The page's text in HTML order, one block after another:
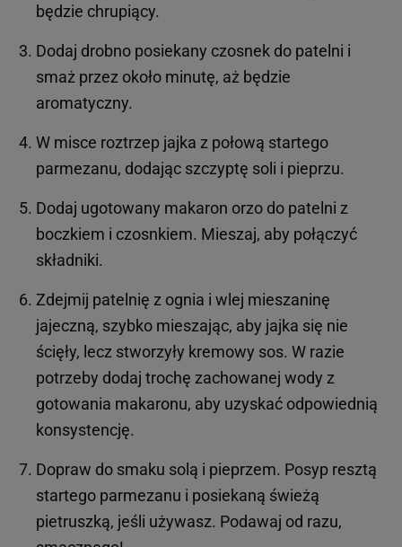
będzie chrupiący.
Dodaj drobno posiekany czosnek do patelni i
smaż przez około minutę, aż będzie
aromatyczny.
W misce roztrzep jajka z połową startego
parmezanu, dodając szczyptę soli i pieprzu.
Dodaj ugotowany makaron orzo do patelni z
boczkiem i czosnkiem. Mieszaj, aby połączyć
składniki.
Zdejmij patelnię z ognia i wlej mieszaninę
jajeczną, szybko mieszając, aby jajka się nie
ścięły, lecz stworzyły kremowy sos. W razie
potrzeby dodaj trochę zachowanej wody z
gotowania makaronu, aby uzyskać odpowiednią
konsystencję.
Dopraw do smaku solą i pieprzem. Posyp resztą
startego parmezanu i posiekaną świeżą
pietruszką, jeśli używasz. Podawaj od razu,